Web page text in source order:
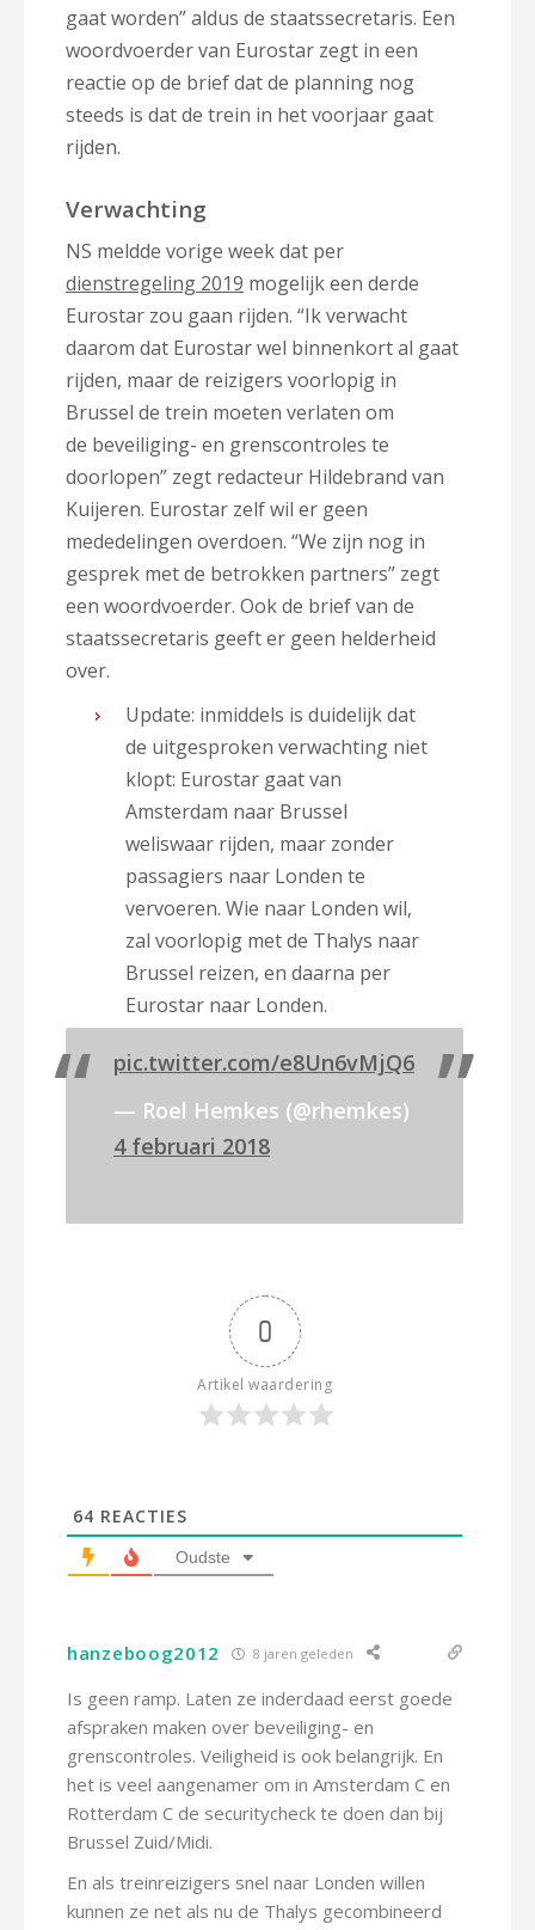
gaat worden” aldus de staatssecretaris. Een
woordvoerder van Eurostar zegt in een
reactie op de brief dat de planning nog
steeds is dat de trein in het voorjaar gaat
rijden.
Verwachting
NS meldde vorige week dat per
dienstregeling 2019 mogelijk een derde
Eurostar zou gaan rijden. “Ik verwacht
daarom dat Eurostar wel binnenkort al gaat
rijden, maar de reizigers voorlopig in
Brussel de trein moeten verlaten om
de beveiliging- en grenscontroles te
doorlopen” zegt redacteur Hildebrand van
Kuijeren. Eurostar zelf wil er geen
mededelingen overdoen. “We zijn nog in
gesprek met de betrokken partners” zegt
een woordvoerder. Ook de brief van de
staatssecretaris geeft er geen helderheid
over.
Update: inmiddels is duidelijk dat
de uitgesproken verwachting niet
klopt: Eurostar gaat van
Amsterdam naar Brussel
weliswaar rijden, maar zonder
passagiers naar Londen te
vervoeren. Wie naar Londen wil,
zal voorlopig met de Thalys naar
Brussel reizen, en daarna per
Eurostar naar Londen.
pic.twitter.com/e8Un6vMjQ6
— Roel Hemkes (@rhemkes)
4 februari 2018
0
Artikel waardering
64 REACTIES
Oudste
hanzeboog2012 8 jaren geleden
Is geen ramp. Laten ze inderdaad eerst goede
afspraken maken over beveiliging- en
grenscontroles. Veiligheid is ook belangrijk. En
het is veel aangenamer om in Amsterdam C en
Rotterdam C de securitycheck te doen dan bij
Brussel Zuid/Midi.
En als treinreizigers snel naar Londen willen
kunnen ze net als nu de Thalys gecombineerd